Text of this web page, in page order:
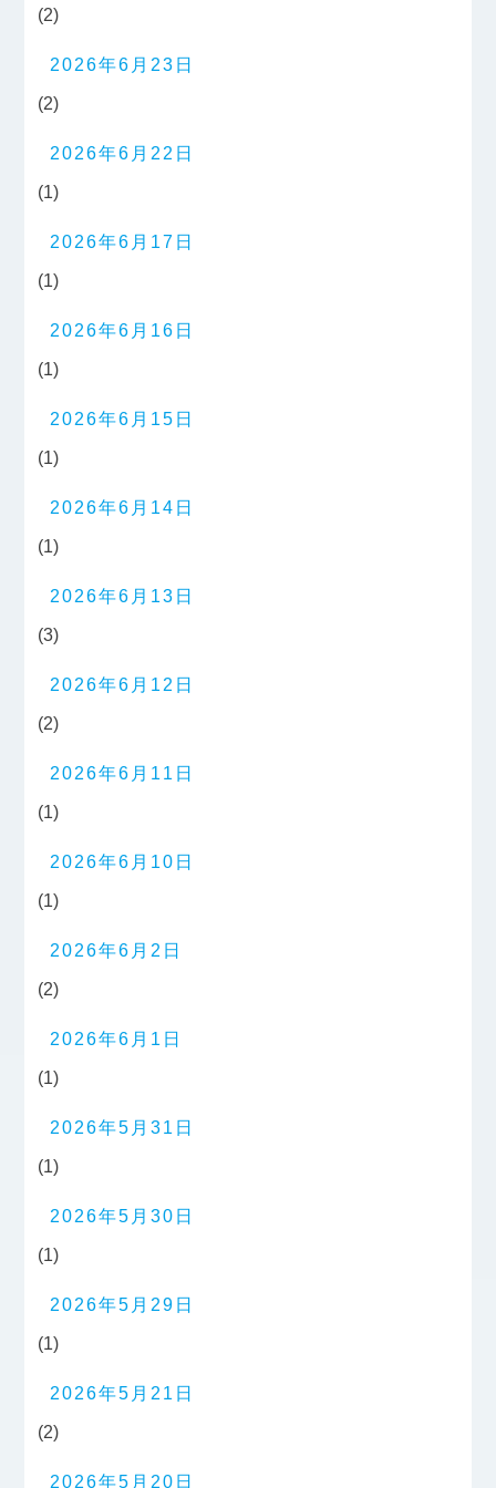
(2)
2026年6月23日
(2)
2026年6月22日
(1)
2026年6月17日
(1)
2026年6月16日
(1)
2026年6月15日
(1)
2026年6月14日
(1)
2026年6月13日
(3)
2026年6月12日
(2)
2026年6月11日
(1)
2026年6月10日
(1)
2026年6月2日
(2)
2026年6月1日
(1)
2026年5月31日
(1)
2026年5月30日
(1)
2026年5月29日
(1)
2026年5月21日
(2)
2026年5月20日